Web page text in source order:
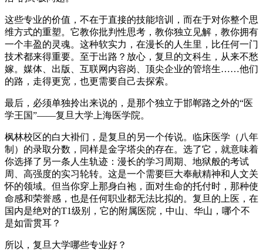
这些专业的价值，不在于直接的技能培训，而在于对你整个思
维方式的重塑。它教你批判性思考，教你独立见解，教你拥有
一个丰盈的灵魂。这种软实力，在漫长的人生里，比任何一门
技术都来得重要。至于出路？放心，复旦的文科生，从来不愁
嫁。媒体、出版、互联网内容岗、顶尖企业的管培生……他们
的路，走得更宽，也更需要自己去探索。
最后，必须单独拎出来说的，是那个独立于邯郸路之外的“医
学王国”——复旦大学上海医学院。
枫林校区的白大褂们，是复旦的另一个传说。临床医学（八年
制）的录取分数，同样是金字塔尖的存在。选了它，就意味着
你选择了另一条人生轨迹：漫长的学习周期、地狱般的考试
周、高强度的实习轮转。这是一个需要巨大奉献精神和人文关
怀的领域。但当你穿上那身白袍，面对生命的托付时，那种使
命感和荣誉感，也是任何职业都无法比拟的。复旦的上医，在
国内是绝对的T1级别，它的附属医院，中山、华山，哪个不
是如雷贯耳？
所以，复旦大学哪些专业好？